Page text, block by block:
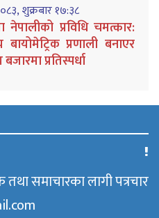
शुक्रबार १७:३८
नेपालीको प्रविधि चमत्कार:
बायोमेट्रिक प्रणाली बनाएर
बजारमा प्रतिस्पर्धा
समाचारका लागी पत्रचार